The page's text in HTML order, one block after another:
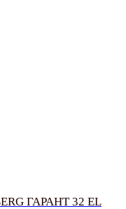
ГАРАНТ 32 EL